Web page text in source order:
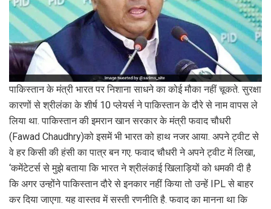
पाक‍िस्‍तान के मंत्री भारत पर न‍िशाना साधने का कोई मौका नहीं चूकते. सुरक्षा
कारणों से श्रीलंका के शीर्ष 10 प्‍लेयर्स ने पाक‍िस्‍तान के दौरे से नाम वापस ले
ल‍िया था. पाक‍िस्‍तान की इमरान खान सरकार के मंत्री फवाद चौधरी
(Fawad Chaudhry)को इसमें भी भारत को हाथ नजर आया. अपने ट्वीट से
वे हर क‍िसी की हंसी का पात्र बन गए. फवाद चौधरी ने अपने ट्वीट में ल‍िखा,
‘कमेंटेटर्स से मुझे बताया कि भारत ने श्रीलंकाई खिलाड़ियों को धमकी दी है
कि अगर उन्होंने पाकिस्तान दौरे से इनकार नहीं किया तो उन्हें IPL से बाहर
कर दिया जाएगा. यह वास्तव में सस्ती रणनीति है. फवाद का मानना था क‍ि